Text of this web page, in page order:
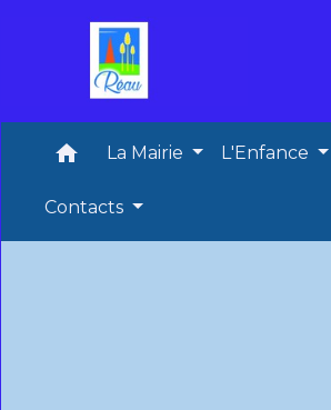
home La Mairie L'Enfance
Contacts